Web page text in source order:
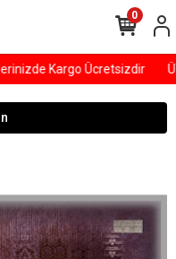
Kargo Ücretsizdir
0